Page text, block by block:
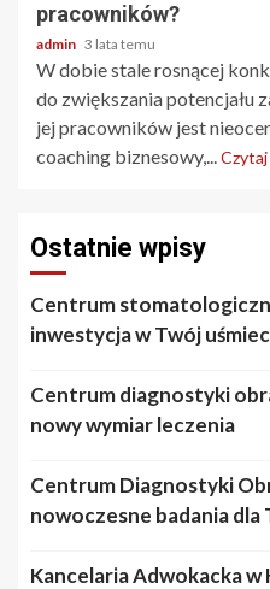
pracowników?
admin 3 lata temu
W dobie stale rosnącej
do zwiększania potencjału
jej pracowników jest
coaching biznesowy,...
Ostatnie wpisy
Centrum
inwestycja w Twój
Centrum diagnostyki
nowy wymiar leczenia
Centrum Diagnostyki
nowoczesne badania
Kancelaria Adwokacka